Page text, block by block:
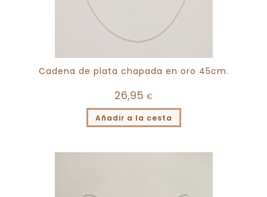
Cadena de plata chapada en oro 45cm.
26,95 €
Añadir a la cesta